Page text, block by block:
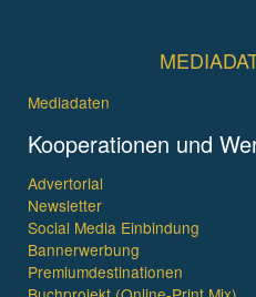
Mediadaten
Kooperationen und
Advertorial
Newsletter
Social Media Einbindung
Bannerwerbung
Premiumdestinationen